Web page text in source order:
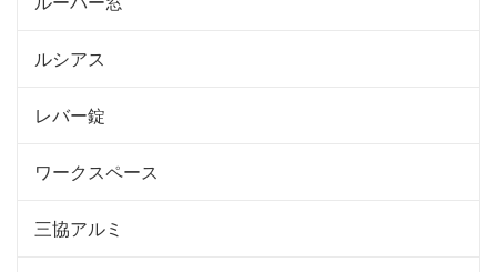
ルシアス
レバー錠
ワークスペース
三協アルミ